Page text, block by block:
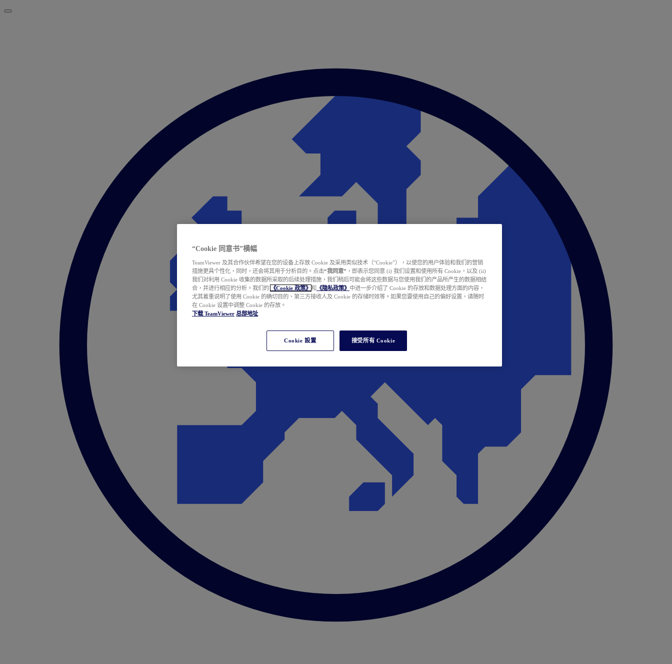
“Cookie 同意书”横幅
TeamViewer 及其合作伙伴希望在您的设备上存放 Cookie 及采用类似技术（“Cookie”），以使您的用户体验和我们的营销
措施更具个性化，同时，还会将其用于分析目的。点击“我同意” ，即表示您同意 (i) 我们设置和使用所有 Cookie，以及 (ii)
我们对利用 Cookie 收集的数据所采取的后续处理措施，我们稍后可能会将这些数据与您使用我们的产品所产生的数据相结
合，并进行相应的分析。我们的
《Cookie 政策》 和 《隐私政策》 中进一步介绍了 Cookie 的存放和数据处理方面的内容，
尤其着重说明了使用 Cookie 的确切目的、第三方接收人及 Cookie 的存储时效等。如果您要使用自己的偏好设置，请随时
在 Cookie 设置中调整 Cookie 的存放。
下载 TeamViewer 总部地址
Cookie 設置 接受所有 Cookie